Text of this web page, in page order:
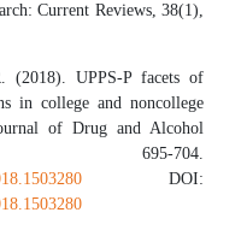
Current Reviews, 38(1),
UPPS-P facets of
in college and noncollege
of Drug and Alcohol
695-704.
DOI: